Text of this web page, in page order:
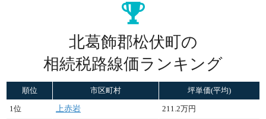
北葛飾郡松伏町の
相続税路線価ランキング
順位 市区町村 坪単価(平均)
1位 上赤岩 211.2万円